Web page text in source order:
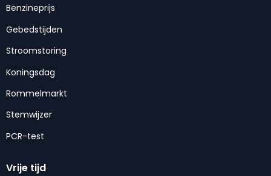
Benzineprijs
Gebedstijden
Stroomstoring
Koningsdag
Rommelmarkt
Stemwijzer
PCR-test
Vrije tijd